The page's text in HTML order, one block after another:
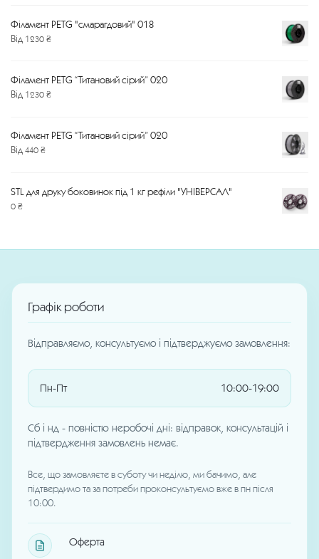
Філамент PETG "смарагдовий" 018
Від 1230 ₴
Філамент PETG “Титановий сірий” 020
Від 1230 ₴
Філамент PETG “Титановий сірий” 020
Від 440 ₴
STL для друку боковинок під 1 кг рефіли "УНІВЕРСАЛ"
0 ₴
Графік роботи
Відправляємо, консультуємо і підтверджуємо замовлення:
Пн-Пт 10:00-19:00
Сб і нд - повністю неробочі дні: відправок, консультацій і
підтвердження замовлень немає.
Все, що замовляєте в суботу чи неділю, ми бачимо, але
підтвердимо та за потреби проконсультуємо вже в пн після
10:00.
Оферта